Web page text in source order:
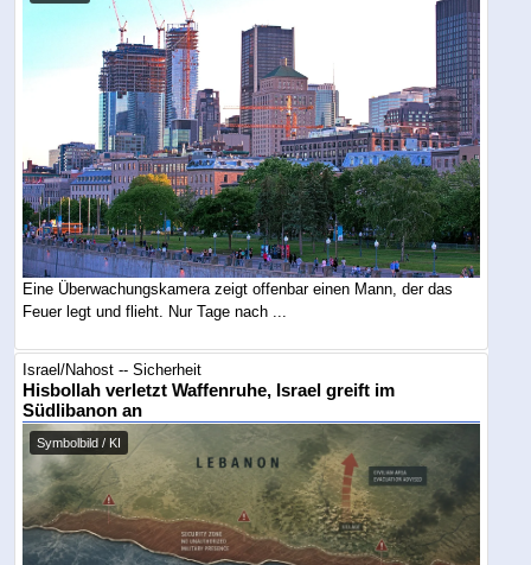
Eine Überwachungskamera zeigt offenbar einen Mann, der das
Feuer legt und flieht. Nur Tage nach ...
Israel/Nahost -- Sicherheit
Hisbollah verletzt Waffenruhe, Israel greift im
Südlibanon an
Symbolbild / KI